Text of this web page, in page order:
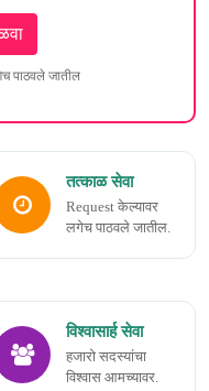
पाठवले जातील
तत्काळ सेवा
Request केल्यावर
लगेच पाठवले जातील.
विश्वासार्ह सेवा
हजारो सदस्यांचा
विश्वास आमच्यावर.